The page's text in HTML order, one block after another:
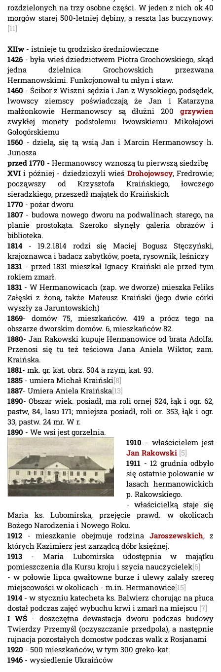
rozdzielonych na trzy osobne części. W jeden z nich ok 40
morgów starej 500-letniej dębiny, a reszta las buczynowy.
[11]
XIIw- istnieje tu grodzisko średniowieczne
1426 - była wieś dziedzictwem Piotra Grochowskiego, skąd
jedna dzielnica Grochowskich przezwana
Hermanowskimi. Funkcjonował tu młyn i staw.
1460 - Ścibor z Wiszni sędzia i Jan z Wysokiego, podsędek,
lwowscy ziemscy poświadczają że Jan i Katarzyna
małżonkowie Hermanowscy są dłużni 200 grzywien
zwykłej monety podstolemu lwowskiemu Mikołajowi
Gołogórskiemu
1560 - dzielą, się tą wsią Jan i Marcin Hermanowscy h.
Junosza
przed 1770 - Hermanowscy wznoszą tu pierwszą siedzibę
XVIi później - dziedziczyli wieś Drohojowscy, Fredrowie;
począwszy od Krzysztofa Kraińskiego, łowczego
sieradzkiego, przeszedł majątek do Kraińskich
1770 - pożar dworu
1807 - budowa nowego dworu na podwalinach starego, na
planie prostokąta. Szeroko słynęły galeria obrazów i
biblioteka.
1814 - 19.2.1814 rodzi się Maciej Bogusz Stęczyński,
krajoznawca i badacz zabytków, poeta, rysownik, leśniczy
1831 - przed 1831 mieszkał Ignacy Kraiński ale przed tym
rokiem zmarł.
1831 - W Hermanowicach (zap. we dworze) mieszka Feliks
Załęski z żoną, także Mateusz Kraiński (jego dwie córki
wyszły za Jaruntowskich)
1869- domów 75, mieszkańców. 419 a prócz tego na
obszarze dworskim domów. 6, mieszkańców 82.
1880- Jan Rakowski kupuje Hermanowice od brata Adolfa.
Przenosi się tu też teściowa Jana Aniela Wiktor, zam.
Kraińska.
1881- mk. gr. kat. obrz. 504 a rzym, kat. 93.
1885 - umiera Michał Kraiński[8]
1887- Umiera Aniela Kraińska[13]
1890- Obszar wiek. posiadł, ma roli ornej 524, łąk i ogr. 62,
pastw, 84, lasu 171; mniejsza posiadł, roli or. 353, łąk i ogr.
33, pastw. 24 mr. W r.
1890 - We wsi jest gorzelnia.
1910 - właścicielem jest
Jan Rakowski [5]
1911 - 12 grudnia odbyło
się ostatnie polowanie w
lasach hermanowickich
p. Rakowskiego.
- właścicielką staje się
Maria ks. Lubomirska, przejęcie prawd. w okolicach
Bożego Narodzenia i Nowego Roku.
1912 - mieszkanie obejmuje rodzina Jaroszewskich, z
których Kazimierz jest zarządcą dóbr księżnej.
1913 - Maria Lubomirska udostępnia w majątku
pomieszczenia dla Kursu kroju i szycia nauczycielek[6]
- w połowie lipca gwałtowne burze i ulewy zalały szereg
miejscowości w okolicach - m.in. Hermanowice[15]
1914 - w styczniu katecheta ks. Balwierz chorując na płuca
dostał podczas zajęć wybuchu krwi i zmarł na miejscu [7]
I WŚ- doszczętna dewastacja dworu podczas budowy
Twierdzy Przemyśl (oczyszczanie przedpola), a następnie
rujnacja pozostałych domostw podczas walk z Rosjanami
1920 - 500 mieszkańców, w tym 300 greko-kat.
1946 - wysiedlenie Ukraińców